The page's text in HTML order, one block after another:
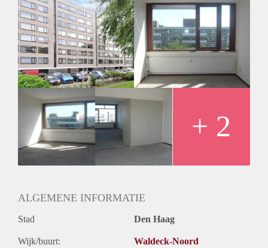
Huisdieren toegestaan: Afhankelijk van de Eigenaar
Huurtoeslag grens: Nee
Geschikt voor studenten: Afhankelijk van de Eigenaar
+ 2
ALGEMENE INFORMATIE
Stad Den Haag
Wijk/buurt: Waldeck-Noord